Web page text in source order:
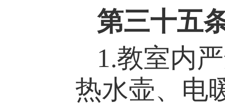
第三十五
1.教室内
热水壶、电